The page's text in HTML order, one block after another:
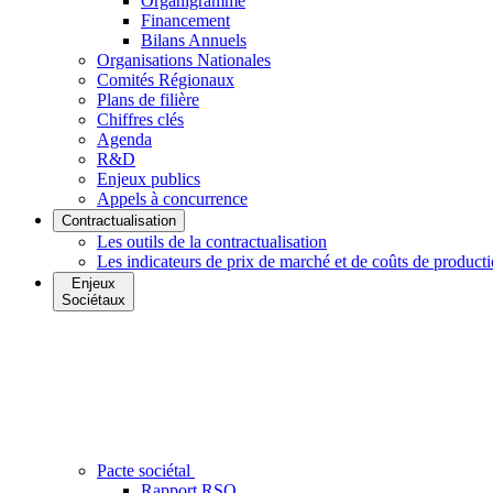
Financement
Bilans Annuels
Organisations Nationales
Comités Régionaux
Plans de filière
Chiffres clés
Agenda
R&D
Enjeux publics
Appels à concurrence
Contractualisation
Les outils de la contractualisation
Les indicateurs de prix de marché et de coûts de
Enjeux
Sociétaux
Pacte sociétal